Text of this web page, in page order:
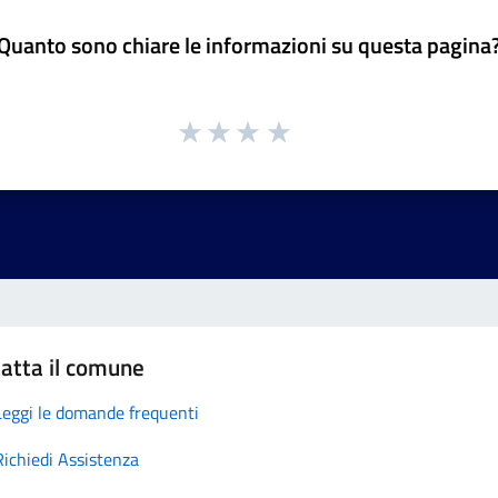
sono chiare le informazioni su questa
il comune
le domande frequenti
Assistenza